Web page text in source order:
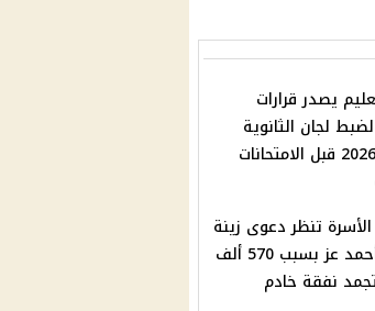
يصدر قرارات
لجان الثانوية
العامة 2026 قبل الامتحانات
تنظر دعوى زينة
لحبس أحمد عز بسبب 570 ألف
نفقة خادم